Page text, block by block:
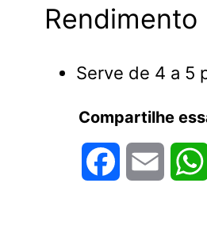
Rendimento
Serve de 4 a 5
Compartilhe
FacebookEmail